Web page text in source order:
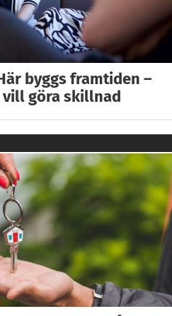
byggs framtiden –
göra skillnad